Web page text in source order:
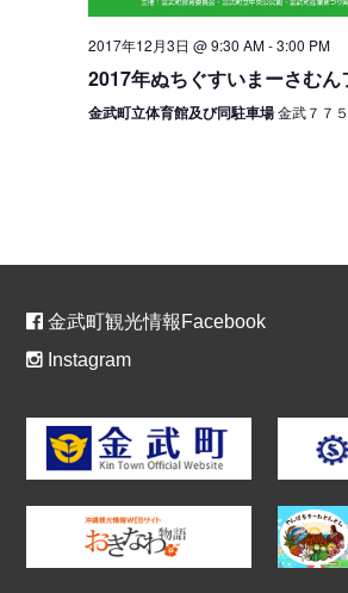
2017年12月3日 @ 9:30 AM-3:00 PM
2017年ぬちぐすいまーさむん
金武町立体育館及び同駐車場金武７７
金武町観光情報Facebook
Instagram